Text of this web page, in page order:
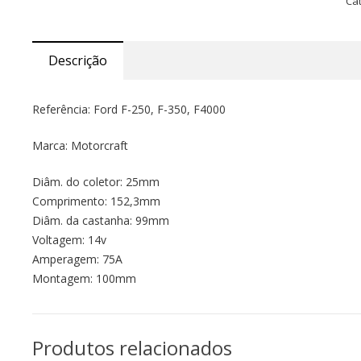
Descrição
Referência: Ford F-250, F-350, F4000
Marca: Motorcraft
Diâm. do coletor: 25mm
Comprimento: 152,3mm
Diâm. da castanha: 99mm
Voltagem: 14v
Amperagem: 75A
Montagem: 100mm
Produtos relacionados